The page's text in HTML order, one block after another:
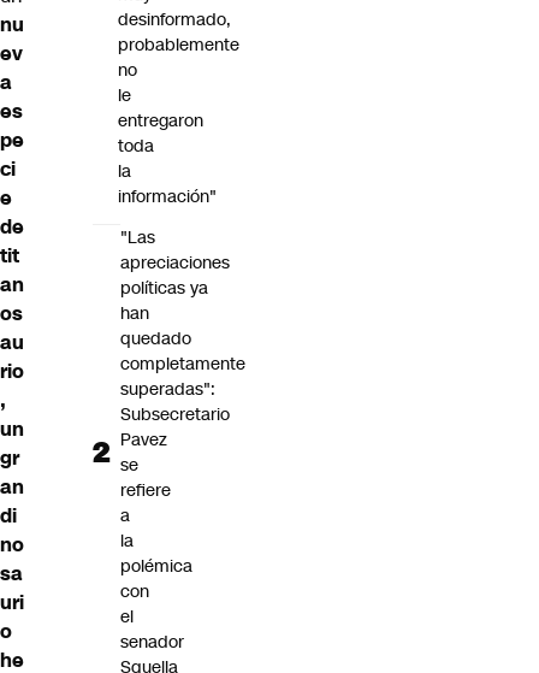
nu
ev
a
es
pe
ci
e
de
tit
an
os
au
rio
,
un
gr
an
di
no
sa
uri
o
he
desinformado,
probablemente
no
le
entregaron
toda
la
información"
"Las
apreciaciones
políticas ya
han
quedado
completamente
superadas":
Subsecretario
Pavez
se
refiere
a
la
polémica
con
el
senador
Squella